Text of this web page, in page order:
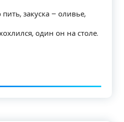
закуска – оливье,
один он на столе.